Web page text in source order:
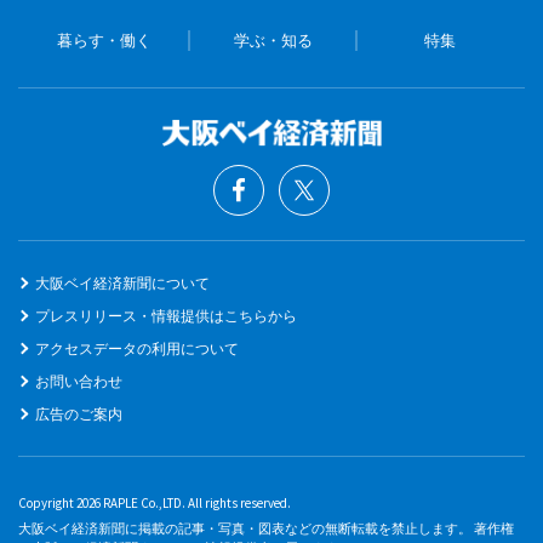
暮らす・働く 学ぶ・知る 特集
大阪ベイ経済新聞について
プレスリリース・情報提供はこちらから
アクセスデータの利用について
お問い合わせ
広告のご案内
Copyright 2026 RAPLE Co.,LTD. All rights reserved.
大阪ベイ経済新聞に掲載の記事・写真・図表などの無断転載を禁止します。 著作権